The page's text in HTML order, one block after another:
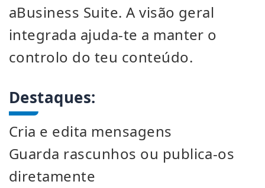
aBusiness Suite. A visão geral
integrada ajuda-te a manter o
controlo do teu conteúdo.
Destaques:
Cria e edita mensagens
Guarda rascunhos ou publica-os
diretamente